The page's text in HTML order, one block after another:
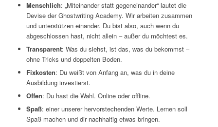
Menschlich: „Miteinander statt gegeneinander“ lautet die
Devise der Ghostwriting Academy. Wir arbeiten zusammen
und unterstützen einander. Du bist also, auch wenn du
abgeschlossen hast, nicht allein – außer du möchtest es.
Transparent: Was du siehst, ist das, was du bekommst –
ohne Tricks und doppelten Boden.
Fixkosten: Du weißt von Anfang an, was du in deine
Ausbildung investierst.
Offen: Du hast die Wahl. Online oder offline.
Spaß: einer unserer hervorstechenden Werte. Lernen soll
Spaß machen und dir nachhaltig etwas bringen.